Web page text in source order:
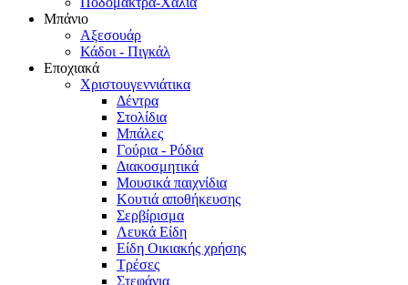
Μπάνιο
Αξεσουάρ
Κάδοι - Πιγκάλ
Εποχιακά
Χριστουγεννιάτικα
Δέντρα
Στολίδια
Μπάλες
Γούρια - Ρόδια
Διακοσμητικά
Μουσικά παιχνίδια
Κουτιά αποθήκευσης
Σερβίρισμα
Λευκά Είδη
Είδη Οικιακής χρήσης
Τρέσες
Στεφάνια